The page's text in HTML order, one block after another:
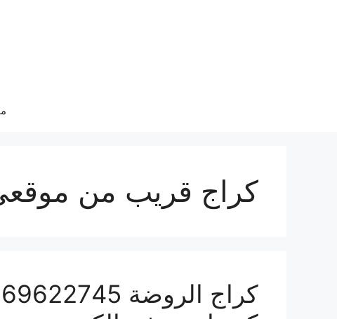
كراج قريب من